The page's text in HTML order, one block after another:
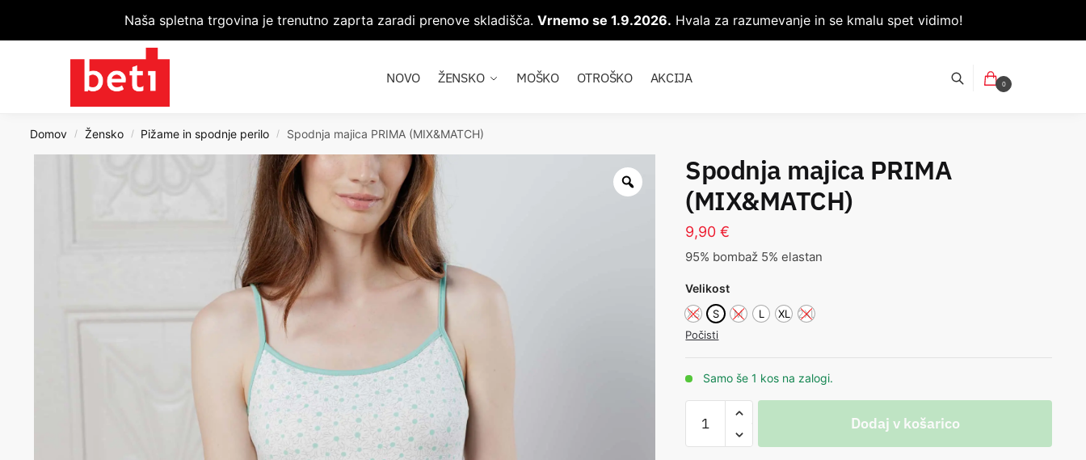
Naša spletna trgovina je trenutno zaprta zaradi prenove skladišča. Vrnemo se 1.9.2026. Hvala za razumevanje in se kmalu spet vidimo!
NOVO ŽENSKO MOŠKO OTROŠKO AKCIJA 0
Domov / Žensko / Pižame in spodnje perilo / Spodnja majica PRIMA (MIX&MATCH)
Spodnja majica PRIMA
(MIX&MATCH)
9,90€
95% bombaž 5% elastan
Velikost
XS S M L XL 2XL
Počisti
Samo še 1 kos na zalogi.
Dodaj v košarico